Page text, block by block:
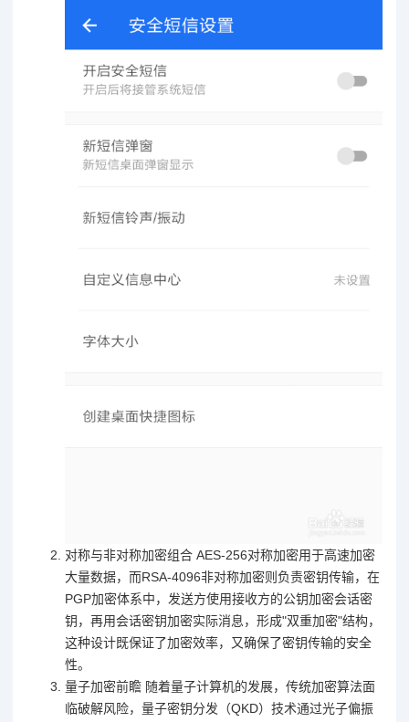
对称与非对称加密组合 AES-256对称加密用于高速加密
大量数据，而RSA-4096非对称加密则负责密钥传输，在
PGP加密体系中，发送方使用接收方的公钥加密会话密
钥，再用会话密钥加密实际消息，形成"双重加密"结构，
这种设计既保证了加密效率，又确保了密钥传输的安全
性。
量子加密前瞻 随着量子计算机的发展，传统加密算法面
临破解风险，量子密钥分发（QKD）技术通过光子偏振